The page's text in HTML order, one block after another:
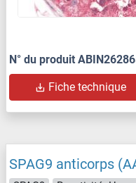
N° du produit
Fiche technique
SPAG9 anticorps